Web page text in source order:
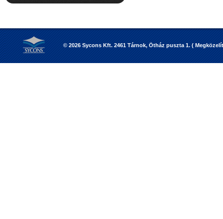
© 2026 Sycons Kft. 2461 Tárnok, Ötház puszta 1. (